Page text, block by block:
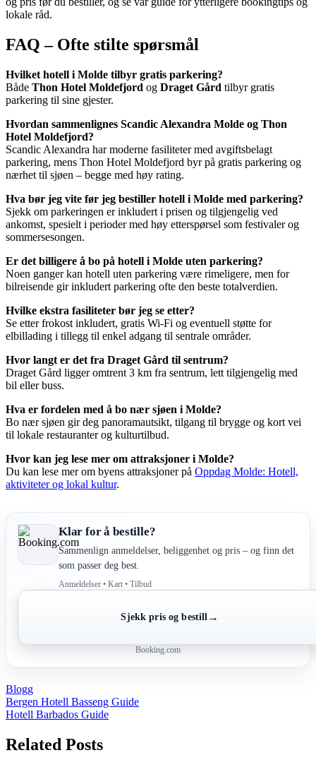
lokale råd.
FAQ – Ofte stilte spørsmål
Hvilket hotell i Molde tilbyr gratis parkering?
Både Thon Hotel Moldefjord og Draget Gård tilbyr gratis
parkering til sine gjester.
Hvordan sammenlignes Scandic Alexandra Molde og Thon
Hotel Moldefjord?
Scandic Alexandra har moderne fasiliteter med avgiftsbelagt
parkering, mens Thon Hotel Moldefjord byr på gratis parkering og
nærhet til sjøen – begge med høy rating.
Hva bør jeg vite før jeg bestiller hotell i Molde med parkering?
Sjekk om parkeringen er inkludert i prisen og tilgjengelig ved
ankomst, spesielt i perioder med høy etterspørsel som festivaler og
sommersesongen.
Er det billigere å bo på hotell i Molde uten parkering?
Noen ganger kan hotell uten parkering være rimeligere, men for
bilreisende gir inkludert parkering ofte den beste totalverdien.
Hvilke ekstra fasiliteter bør jeg se etter?
Se etter frokost inkludert, gratis Wi-Fi og eventuell støtte for
elbillading i tillegg til enkel adgang til sentrale områder.
Hvor langt er det fra Draget Gård til sentrum?
Draget Gård ligger omtrent 3 km fra sentrum, lett tilgjengelig med
bil eller buss.
Hva er fordelen med å bo nær sjøen i Molde?
Bo nær sjøen gir deg panoramautsikt, tilgang til brygge og kort vei
til lokale restauranter og kulturtilbud.
Hvor kan jeg lese mer om attraksjoner i Molde?
Du kan lese mer om byens attraksjoner på Oppdag Molde: Hotell,
aktiviteter og lokal kultur.
Klar for å bestille?
Sammenlign anmeldelser, beliggenhet og pris – og finn det
som passer deg best.
Anmeldelser • Kart • Tilbud
Sjekk pris og bestill →
Booking.com
Blogg
Post
navigation
Bergen Hotell Basseng Guide
Hotell Barbados Guide
Related Posts